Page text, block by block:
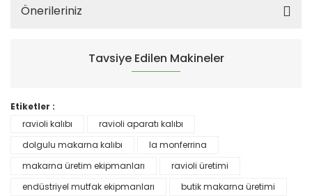
Önerileriniz
Tavsiye Edilen Makineler
Etiketler :
ravioli kalıbı
ravioli aparatı kalıbı
dolgulu makarna kalıbı
la monferrina
makarna üretim ekipmanları
ravioli üretimi
endüstriyel mutfak ekipmanları
butik makarna üretimi